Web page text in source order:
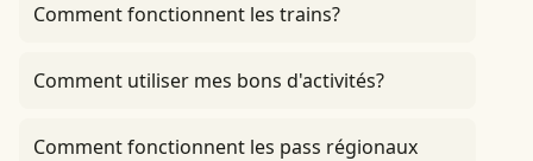
Comment fonctionnent les trains?
Comment utiliser mes bons d'activités?
Comment fonctionnent les pass régionaux